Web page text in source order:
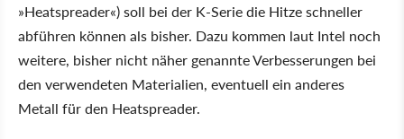
»Heatspreader«) soll bei der K-Serie die Hitze schneller
abführen können als bisher. Dazu kommen laut Intel noch
weitere, bisher nicht näher genannte Verbesserungen bei
den verwendeten Materialien, eventuell ein anderes
Metall für den Heatspreader.